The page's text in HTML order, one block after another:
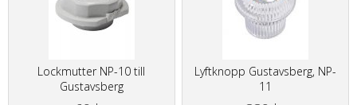
Lockmutter NP-10 till
Gustavsberg
Lyftknopp Gustavsberg, NP-
11